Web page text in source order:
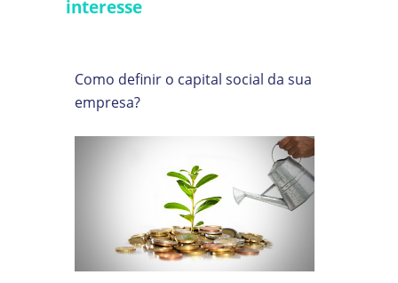
interesse
Como definir o capital social da sua
empresa?